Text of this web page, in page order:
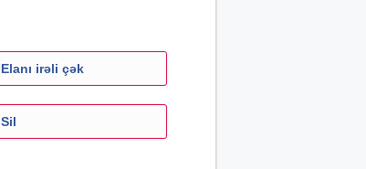
Elanı irəli çək
Sil